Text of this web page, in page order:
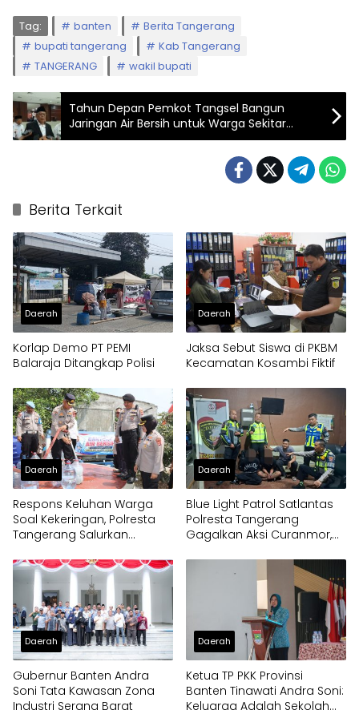
Tag: banten
Berita Tangerang
bupati tangerang
Kab Tangerang
TANGERANG
wakil bupati
Tahun Depan Pemkot Tangsel Bangun
Jaringan Air Bersih untuk Warga Sekitar
Cipeucang
Berita Terkait
Daerah
Korlap Demo PT PEMI
Balaraja Ditangkap Polisi
Daerah
Jaksa Sebut Siswa di PKBM
Kecamatan Kosambi Fiktif
Daerah
Respons Keluhan Warga
Soal Kekeringan, Polresta
Tangerang Salurkan
Panongan
Daerah
Blue Light Patrol Satlantas
Polresta Tangerang
Gagalkan Aksi Curanmor,
Daerah
Gubernur Banten Andra
Soni Tata Kawasan Zona
Industri Serang Barat
Daerah
Ketua TP PKK Provinsi
Banten Tinawati Andra Soni:
Keluarga Adalah Sekolah